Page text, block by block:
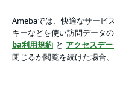
クリニックのブログ
アプリをダウンロードして
ょう。